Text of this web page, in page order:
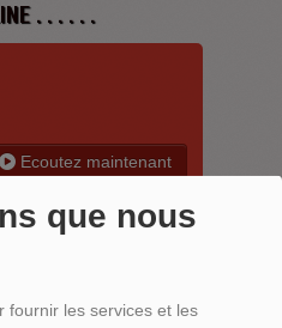
que nous
fournir les services et les
. . . . . .
Ecoutez maintenant